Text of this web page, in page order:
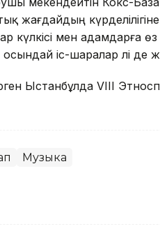
жағдайдың
күлкісі мен адамдарға
іс-шаралар әлі де
Ыстанбұлда VIII
Музыка